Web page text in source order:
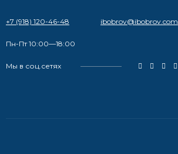
+7 (918) 120-46-48 ibobrov@ibobrov.com
Пн-Пт 10:00—18:00
Мы в соц.сетях